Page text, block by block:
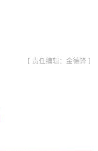
[ 责任编辑：金德锋 ]